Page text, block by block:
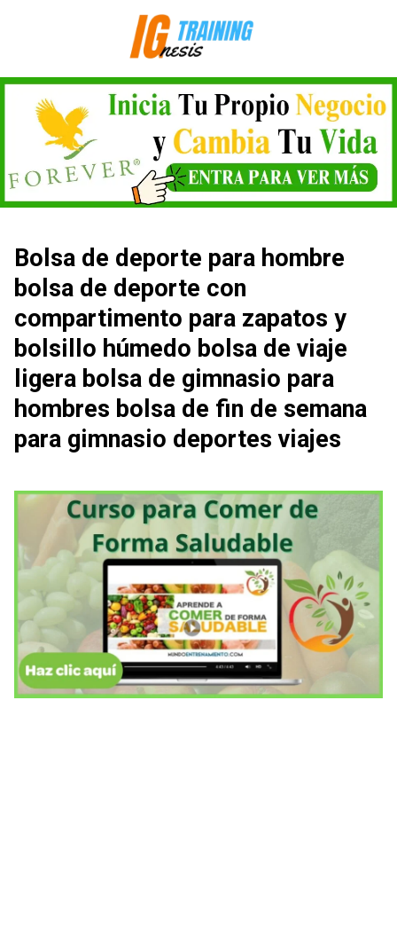
Bolsa de deporte para hombre
bolsa de deporte con
compartimento para zapatos y
bolsillo húmedo bolsa de viaje
ligera bolsa de gimnasio para
hombres bolsa de fin de semana
para gimnasio deportes viajes